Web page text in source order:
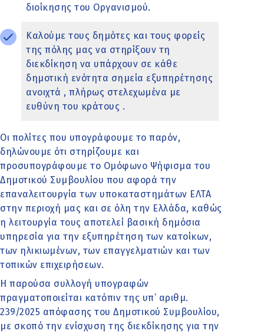
διοίκησης του Οργανισμού.
Καλούμε τους δημότες και τους φορείς
της πόλης μας να στηρίξουν τη
διεκδίκηση να υπάρχουν σε κάθε
δημοτική ενότητα σημεία εξυπηρέτησης
ανοιχτά , πλήρως στελεχωμένα με
ευθύνη του κράτους .
Οι πολίτες που υπογράφουμε το παρόν,
δηλώνουμε ότι στηρίζουμε και
προσυπογράφουμε το Ομόφωνο Ψήφισμα του
Δημοτικού Συμβουλίου που αφορά την
επαναλειτουργία των υποκαταστημάτων ΕΛΤΑ
στην περιοχή μας και σε όλη την Ελλάδα, καθώς
η λειτουργία τους αποτελεί βασική δημόσια
υπηρεσία για την εξυπηρέτηση των κατοίκων,
των ηλικιωμένων, των επαγγελματιών και των
τοπικών επιχειρήσεων.
Η παρούσα συλλογή υπογραφών
πραγματοποιείται κατόπιν της υπ’ αριθμ.
239/2025 απόφασης του Δημοτικού Συμβουλίου,
με σκοπό την ενίσχυση της διεκδίκησης για την